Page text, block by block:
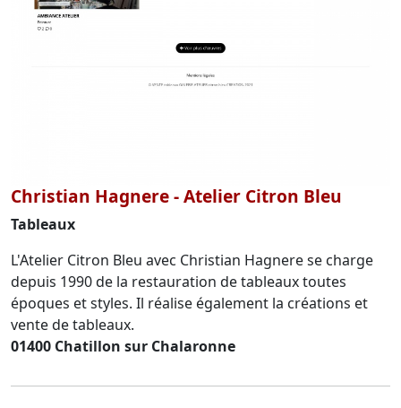
Christian Hagnere - Atelier Citron Bleu
Tableaux
L'Atelier Citron Bleu avec Christian Hagnere se charge
depuis 1990 de la restauration de tableaux toutes
époques et styles. Il réalise également la créations et
vente de tableaux.
01400 Chatillon sur Chalaronne